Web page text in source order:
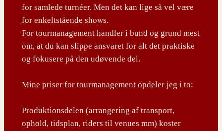
for samlede turnéer. Men det kan lige så vel være
for enkeltstående shows.
For tourmanagement handler i bund og grund mest
om, at du kan slippe ansvaret for alt det praktiske
og fokusere på den udøvende del.
Mine priser for tourmanagement opdeler jeg i to:
Produktionsdelen (arrangering af transport,
ophold, tidsplan, riders til venues mm) koster